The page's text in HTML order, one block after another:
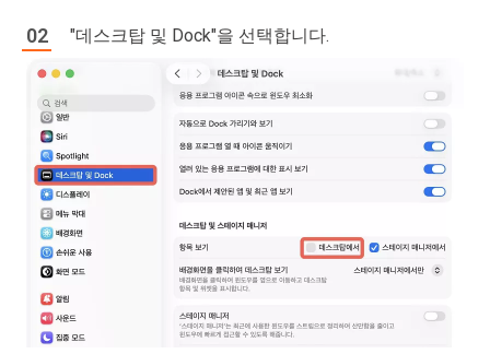
"데스크탑 및 Dock"을 선택합니다.